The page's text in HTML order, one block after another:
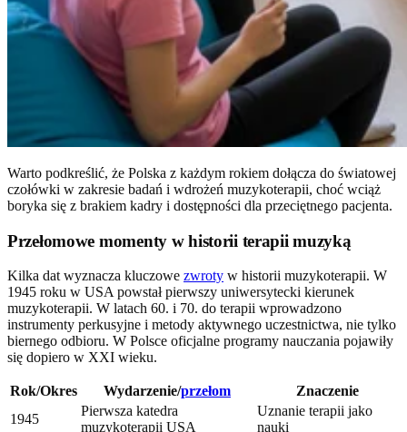
Warto podkreślić, że Polska z każdym rokiem dołącza do światowej
czołówki w zakresie badań i wdrożeń muzykoterapii, choć wciąż
boryka się z brakiem kadry i dostępności dla przeciętnego pacjenta.
Przełomowe momenty w historii terapii muzyką
Kilka dat wyznacza kluczowe zwroty w historii muzykoterapii. W
1945 roku w USA powstał pierwszy uniwersytecki kierunek
muzykoterapii. W latach 60. i 70. do terapii wprowadzono
instrumenty perkusyjne i metody aktywnego uczestnictwa, nie tylko
biernego odbioru. W Polsce oficjalne programy nauczania pojawiły
się dopiero w XXI wieku.
Rok/Okres Wydarzenie/przełom
Znaczenie
1945
Pierwsza katedra
muzykoterapii USA
Uznanie terapii jako
nauki